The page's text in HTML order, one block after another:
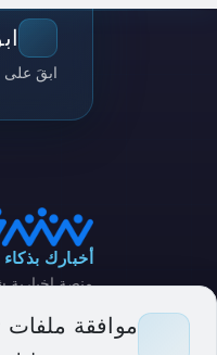
موافقة ملفات
ابقَ على
أخبارك بذكاء
منصة إخبارية